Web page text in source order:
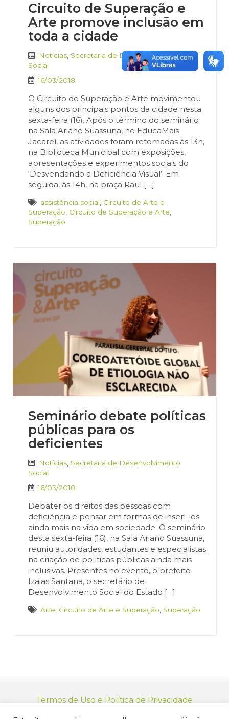
Circuito de Superação e
Arte promove inclusão em
toda a cidade
Notícias Secretaria de Desenvolvimento
Social
16/03/2018
O Circuito de Superação e Arte movimentou
alguns dos principais pontos da cidade nesta
sexta-feira (16). Após o término do seminário
na Sala Ariano Suassuna, no EducaMais
Jacareí, as atividades foram retomadas às 13h,
na Biblioteca Municipal com exposições,
apresentações e experimentos sociais do
‘Desvendando a Deficiência Visual’. Em
seguida, às 14h, na praça Raul […]
assistência social Circuito de Arte e
Superação Circuito de Superação e Arte
Superação
Seminário debate políticas
públicas para os
deficientes
Notícias Secretaria de Desenvolvimento
Social
16/03/2018
Debater os direitos das pessoas com
deficiência e pensar em formas de inserí-los
ainda mais na vida em sociedade. O seminário
desta sexta-feira (16), na Sala Ariano Suassuna,
reuniu autoridades, estudantes e especialistas
na criação de políticas públicas ainda mais
inclusivas. Presentes no evento, o prefeito
Izaias Santana, o secretário de
Desenvolvimento Social do Estado […]
Arte Circuito de Arte e Superação Superação
Termos de Uso e Política de Privacidade